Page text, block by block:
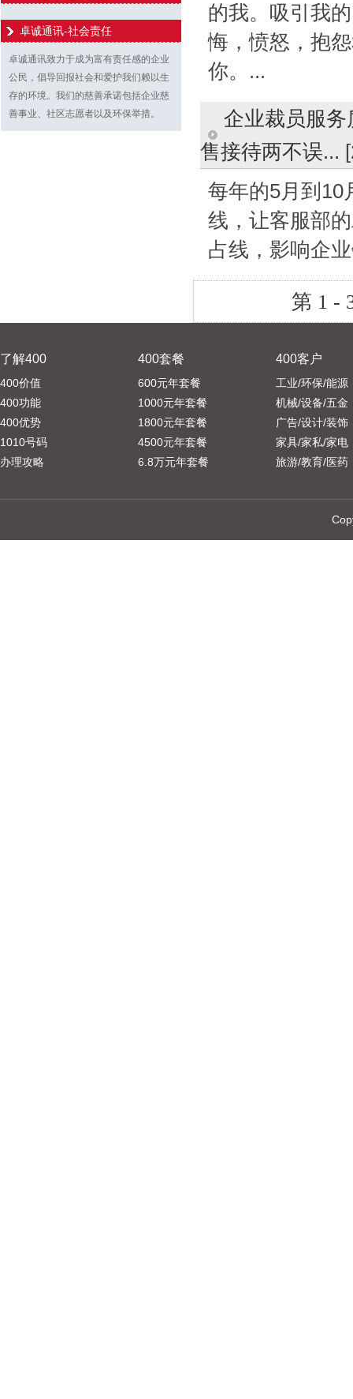
卓诚通讯-社会责任
卓诚通讯致力于成为富有责任感的企业
公民，倡导回报社会和爱护我们赖以生
存的环境。我们的慈善承诺包括企业慈
善事业、社区志愿者以及环保举措。
的我。吸引我
悔，愤怒，抱
你。...
企业裁员服
售接待两不误...
每年的5月到10
线，让客服部
占线，影响企
第 1 -
了解400
400价值
400功能
400优势
1010号码
办理攻略
400套餐
600元年套餐
1000元年套餐
1800元年套餐
4500元年套餐
6.8万元年套餐
400客户
工业/环保/能源
机械/设备/五金
广告/设计/装饰
家具/家私/家电
旅游/教育/医药